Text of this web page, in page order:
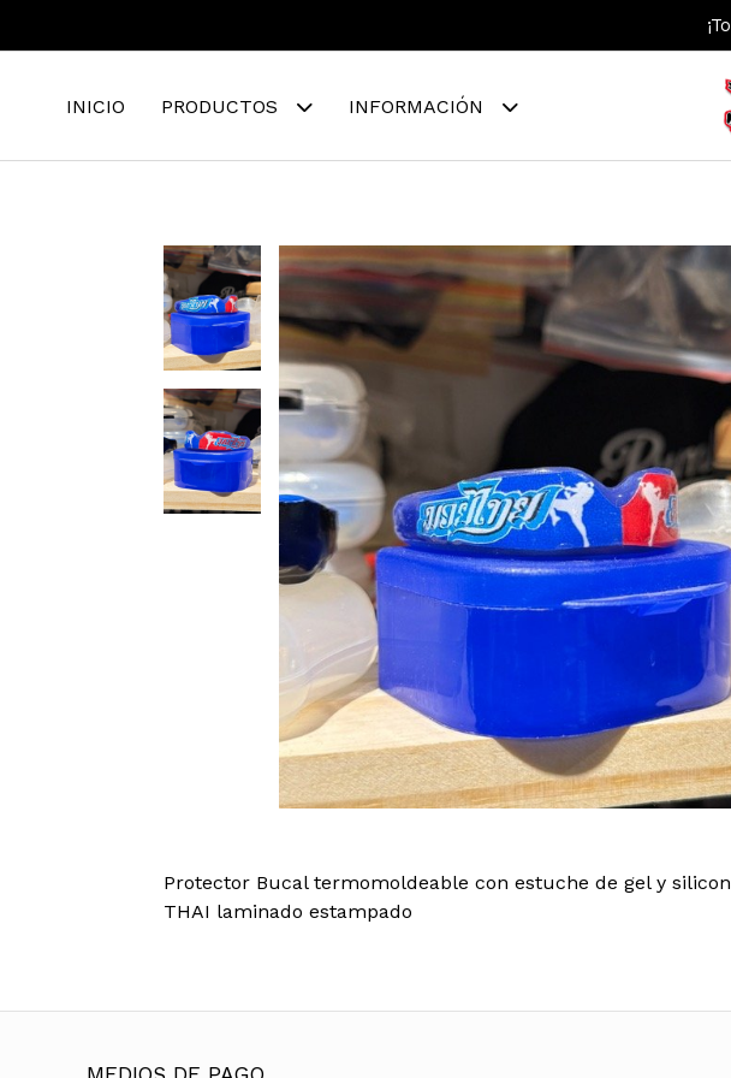
INICIO PRODUCTOS INFORMACIÓN
Protector Bucal termomoldeable con estuche de gel y
THAI laminado estampado